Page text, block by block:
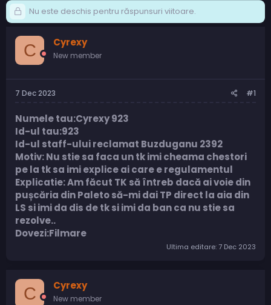
Nu este deschis pentru răspunsuri viitoare.
C Cyrexy
New member
7 Dec 2023 #1
Numele tau:Cyrexy 923
Id-ul tau:923
Id-ul staff-ului reclamat Buzduganu 2392
Motiv: Nu stie sa faca un tk imi cheama chestori
pe la tk sa imi explice ai care e regulamentul
Explicatie: Am făcut TK să întreb dacă ai voie din
pușcăria din Paleto să-mi dai TP direct la aia din
LS si imi da dis de tk si imi da ban ca nu stie sa
rezolve..
Dovezi:Filmare
Ultima editare:7 Dec 2023
C Cyrexy
New member